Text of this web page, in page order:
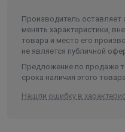
Сменная защита
защищает нижнюю
скопления горячих
Герметичный
неконтролируемый
удалять золу по-
Ширина в упаковке, см.
Высота в упаковке, см.
Вес в упаковке, кг
Высота
Длина
Производитель оставляет
менять характеристики,
товара и место его
не является публичной
Предложение по продаже
срока наличия этого
Нашли ошибку в